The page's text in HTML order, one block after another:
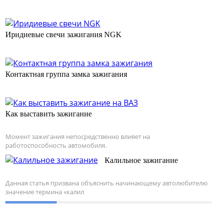
Иридиевые свечи зажигания NGK
Контактная группа замка зажигания
Как выставить зажигание
Момент зажигания непосредственно влияет на
работоспособность автомобиля.
Калильное зажигание
Данная статья призвана объяснить начинающему автолюбителю
значение термина «калил